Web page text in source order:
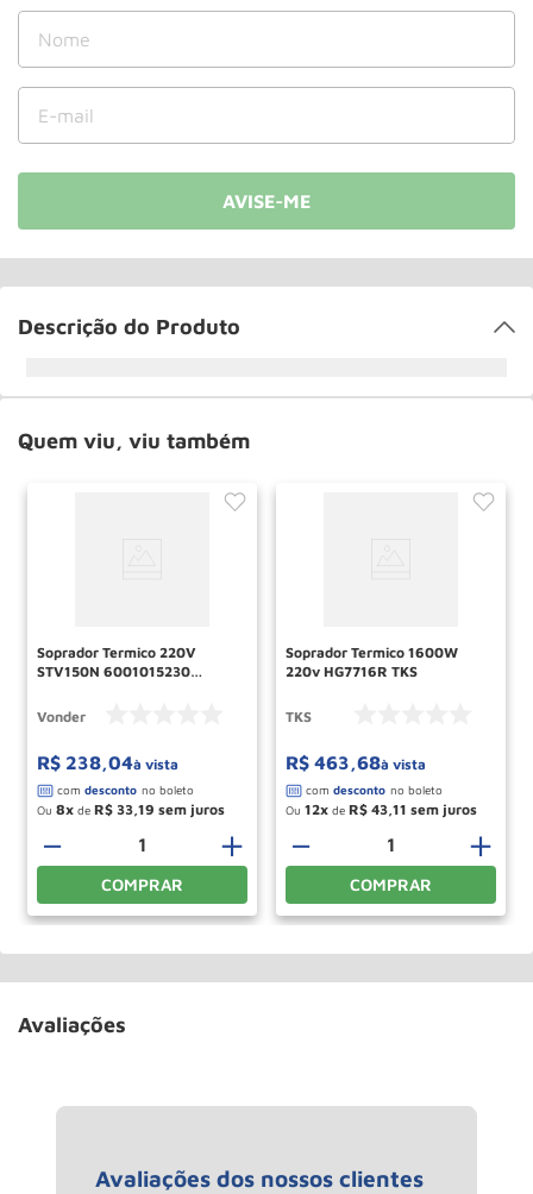
Descrição do Produto
Quem viu, viu também
Soprador Termico 220V
STV150N 6001015230
Vonder
R$ 238 04à vista
Ou 8 de R$ 33 19
＋
－
COMPRAR
Soprador Termico 1600W
220v HG7716R TKS
TKS
R$ 463 68à vista
Ou 12 de R$ 43 11
＋
－
COMPRAR
Avaliações
Avaliações dos nossos clientes
10º Roda